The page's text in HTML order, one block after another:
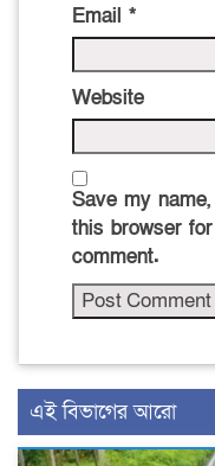
Email *
Website
Save my
this browser
comment.
এই বিভাগের আরো